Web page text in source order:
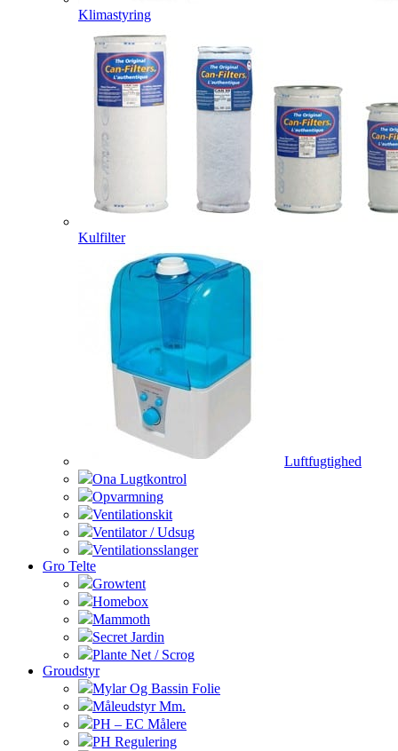
Klimastyring
Kulfilter
Luftfugtighed
Ona Lugtkontrol
Opvarmning
Ventilationskit
Ventilator / Udsug
Ventilationsslanger
Gro Telte
Growtent
Homebox
Mammoth
Secret Jardin
Plante Net / Scrog
Groudstyr
Mylar Og Bassin Folie
Måleudstyr Mm.
PH – EC Målere
PH Regulering